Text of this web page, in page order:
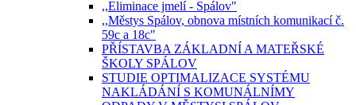
,,Eliminace jmelí - Spálov"
,,Městys Spálov, obnova místních komunikací č.
59c a 18c"
PŘÍSTAVBA ZÁKLADNÍ A MATEŘSKÉ
ŠKOLY SPÁLOV
STUDIE OPTIMALIZACE SYSTÉMU
NAKLÁDÁNÍ S KOMUNÁLNÍMY